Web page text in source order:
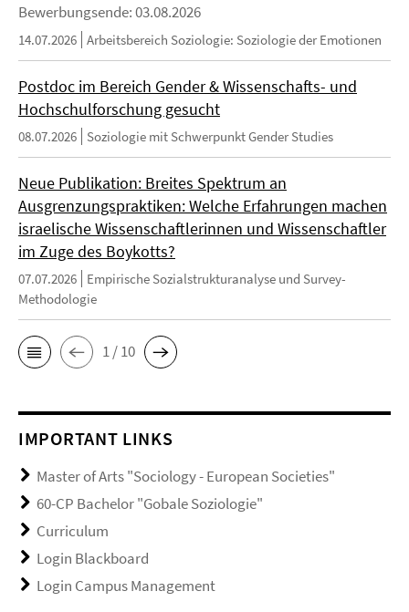
Bewerbungsende: 03.08.2026
14.07.2026 Arbeitsbereich Soziologie: Soziologie der Emotionen
Postdoc im Bereich Gender & Wissenschafts- und
Hochschulforschung gesucht
08.07.2026 Soziologie mit Schwerpunkt Gender Studies
Neue Publikation: Breites Spektrum an
Ausgrenzungspraktiken: Welche Erfahrungen machen
israelische Wissenschaftlerinnen und Wissenschaftler
im Zuge des Boykotts?
07.07.2026
Empirische Sozialstrukturanalyse und Survey-
Methodologie
1 / 10
IMPORTANT LINKS
Master of Arts "Sociology - European Societies"
60-CP Bachelor "Gobale Soziologie"
Curriculum
Login Blackboard
Login Campus Management